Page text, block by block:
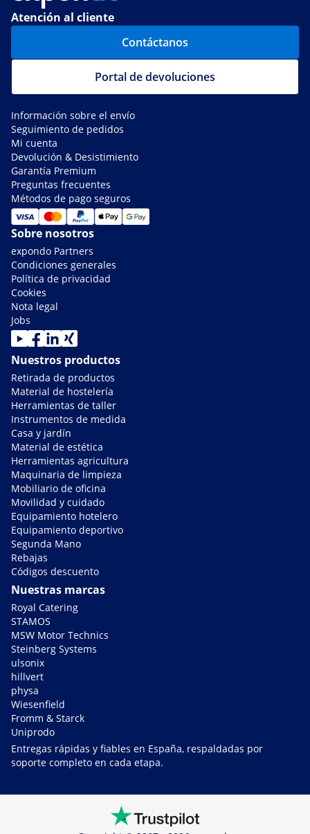
Atención al cliente
Contáctanos
Portal de devoluciones
Información sobre el envío
Seguimiento de pedidos
Mi cuenta
Devolución & Desistimiento
Garantía Premium
Preguntas frecuentes
Métodos de pago seguros
Sobre nosotros
expondo Partners
Condiciones generales
Política de privacidad
Cookies
Nota legal
Jobs
Nuestros productos
Retirada de productos
Material de hostelería
Herramientas de taller
Instrumentos de medida
Casa y jardín
Material de estética
Herramientas agricultura
Maquinaria de limpieza
Mobiliario de oficina
Movilidad y cuidado
Equipamiento hotelero
Equipamiento deportivo
Segunda Mano
Rebajas
Códigos descuento
Nuestras marcas
Royal Catering
STAMOS
MSW Motor Technics
Steinberg Systems
ulsonix
hillvert
physa
Wiesenfield
Fromm & Starck
Uniprodo
Entregas rápidas y fiables en España, respaldadas por
soporte completo en cada etapa.